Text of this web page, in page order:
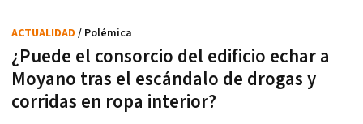
¿Puede el consorcio del edificio echar a
Moyano tras el escándalo de drogas y
corridas en ropa interior?
ACTUALIDAD / Polémica